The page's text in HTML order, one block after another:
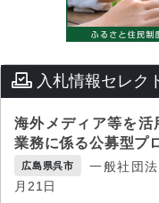
入札情報セレク
海外メディア等を活
業務に係る公募型プ
広島県呉市
一般社団
月21日